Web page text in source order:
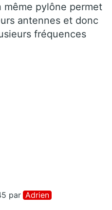
même pylône permet
antennes et donc
fréquences
par Adrien